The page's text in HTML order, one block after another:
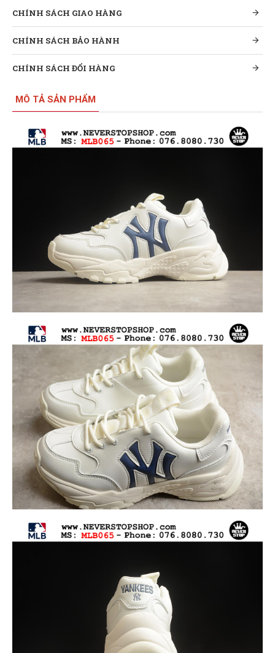
CHÍNH SÁCH GIAO HÀNG
CHÍNH SÁCH BẢO HÀNH
CHÍNH SÁCH ĐỔI HÀNG
MÔ TẢ SẢN PHẨM